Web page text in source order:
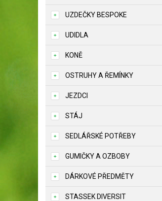
UZDEČKY BESPOKE
UDIDLA
KONĚ
OSTRUHY A ŘEMÍNKY
JEZDCI
STÁJ
SEDLÁŘSKÉ POTŘEBY
GUMIČKY A OZBOBY
DÁRKOVÉ PŘEDMĚTY
STASSEK DIVERSIT